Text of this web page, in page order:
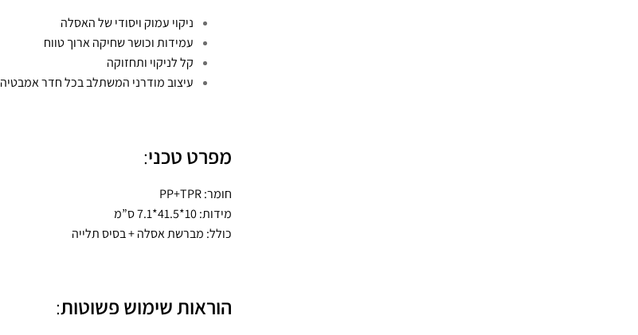
ניקוי עמוק ויסודי של האסלה
עמידות וכושר שחיקה ארוך טווח
קל לניקוי ותחזוקה
עיצוב מודרני המשתלב בכל חדר אמבטיה
מפרט טכני:
חומר: PP+TPR
מידות: 10*41.5*7.1 ס”מ
כולל: מברשת אסלה + בסיס תלייה
הוראות שימוש פשוטות: